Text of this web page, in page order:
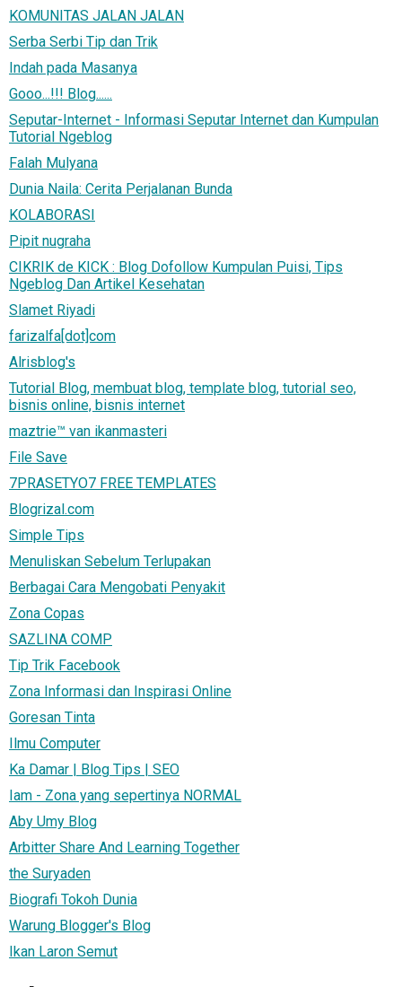
KOMUNITAS JALAN JALAN
Serba Serbi Tip dan Trik
Indah pada Masanya
Gooo...!!! Blog......
Seputar-Internet - Informasi Seputar Internet dan Kumpulan
Tutorial Ngeblog
Falah Mulyana
Dunia Naila: Cerita Perjalanan Bunda
KOLABORASI
Pipit nugraha
CIKRIK de KICK : Blog Dofollow Kumpulan Puisi, Tips
Ngeblog Dan Artikel Kesehatan
Slamet Riyadi
farizalfa[dot]com
Alrisblog's
Tutorial Blog, membuat blog, template blog, tutorial seo,
bisnis online, bisnis internet
maztrie™ van ikanmasteri
File Save
7PRASETYO7 FREE TEMPLATES
Blogrizal.com
Simple Tips
Menuliskan Sebelum Terlupakan
Berbagai Cara Mengobati Penyakit
Zona Copas
SAZLINA COMP
Tip Trik Facebook
Zona Informasi dan Inspirasi Online
Goresan Tinta
Ilmu Computer
Ka Damar | Blog Tips | SEO
Iam - Zona yang sepertinya NORMAL
Aby Umy Blog
Arbitter Share And Learning Together
the Suryaden
Biografi Tokoh Dunia
Warung Blogger's Blog
Ikan Laron Semut